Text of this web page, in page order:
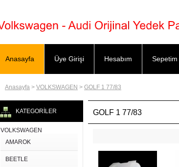
Anasayfa Üye Girişi Hesabım Sepetim
Anasayfa > VOLKSWAGEN > GOLF 1 77/83
KATEGORİLER
VOLKSWAGEN
AMAROK
BEETLE
GOLF 1 77/83